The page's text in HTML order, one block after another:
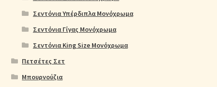
Σεντόνια Υπέρδιπλα Μονόχρωμα
Σεντόνια Γίγας Μονόχρωμα
Σεντόνια King Size Μονόχρωμα
Πετσέτες Σετ
Μπουρνούζια